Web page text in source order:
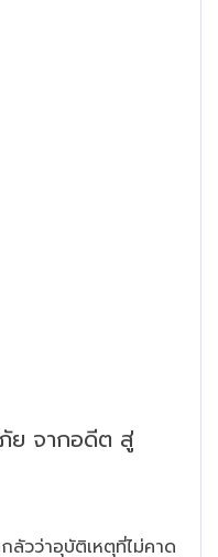
ภัย จากอดีต สู่
ลัวว่าอุบัติเหตุที่ไม่คาด